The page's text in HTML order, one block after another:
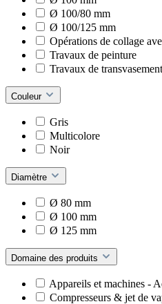
Ø 100/80 mm
Ø 100/125 mm
Opérations de collage
Travaux de peinture
Travaux de
Couleur
Gris
Multicolore
Noir
Diamètre
Ø 80 mm
Ø 100 mm
Ø 125 mm
Domaine des produits
Appareils et machines -
Compresseurs & jet de